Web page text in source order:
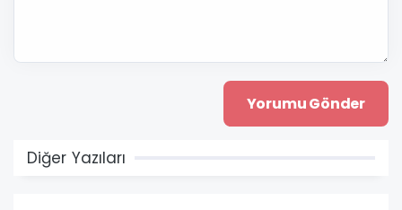
Diğer Yazıları